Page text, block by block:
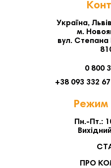
Україна,
м.
вул.
0 800
+38 093 332
Режим
Пн.-Пт.:
ПРО